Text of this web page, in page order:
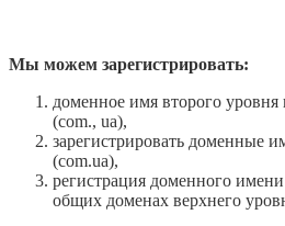
Мы можем зарегистрировать:
доменное имя второго
(com., ua),
зарегистрировать доменные
(com.ua),
регистрация доменного
общих доменах верхнего